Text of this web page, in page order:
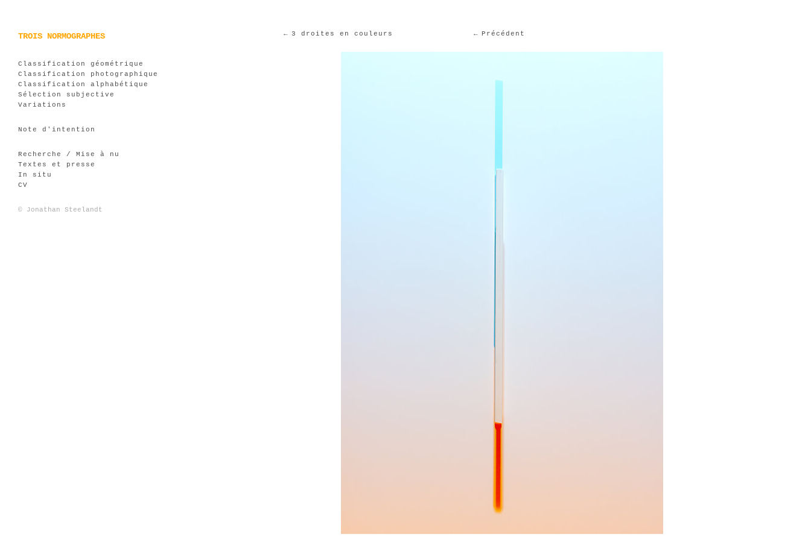
TROIS NORMOGRAPHES
Classification géométrique
Classification photographique
Classification alphabétique
Sélection subjective
Variations
Note d'intention
Recherche / Mise à nu
Textes et presse
In situ
CV
© Jonathan Steelandt
Précédent
3 droites en couleurs